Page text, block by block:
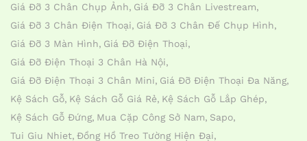
Giá Đỡ 3 Chân Chụp Ảnh Giá Đỡ 3 Chân Livestream
Giá Đỡ 3 Chân Điện Thoại Giá Đỡ 3 Chân Đế Chụp Hình
Giá Đỡ 3 Màn Hình Giá Đỡ Điện Thoại
Giá Đỡ Điện Thoại 3 Chân Hà Nội
Giá Đỡ Điện Thoại 3 Chân Mini Giá Đỡ Điện Thoại Đa Năng
Kệ Sách Gỗ Kệ Sách Gỗ Giá Rẻ Kệ Sách Gỗ Lắp Ghép
Kệ Sách Gỗ Đứng Mua Cặp Công Sở Nam Sapo
Tui Giu Nhiet Đồng Hồ Treo Tường Hiện Đại